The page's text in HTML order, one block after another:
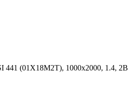
441 (01Х18М2Т), 1000х2000, 1.4, 2B